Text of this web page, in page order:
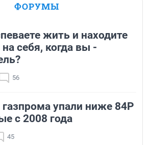
ФОРУМЫ
жить и находите
себя, когда вы -
56
упали ниже 84Р
с 2008 года
45